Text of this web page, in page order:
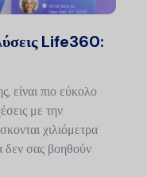
Life360:
είναι πιο εύκολο
με την
χιλιόμετρα
δεν σας βοηθούν